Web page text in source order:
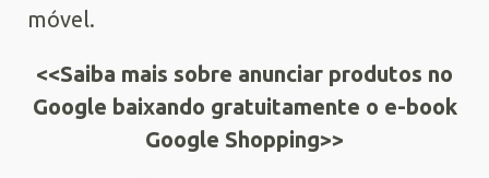
móvel.
<<Saiba mais sobre anunciar produtos no
Google baixando gratuitamente o e-book
Google Shopping>>